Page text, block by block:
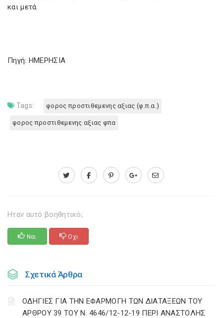
και μετά.
Πηγή: ΗΜΕΡΗΣΙΑ
Tags: φορος προστιθεμενης αξιας (φ.π.α.)
φορος προστιθεμενης αξιας φπα
Ηταν αυτό βοηθητικό;
Ναι Οχι
Σχετικά Άρθρα
ΟΔΗΓΙΕΣ ΓΙΑ ΤΗΝ ΕΦΑΡΜΟΓΗ ΤΩΝ ΔΙΑΤΑΞΕΩΝ ΤΟΥ
ΑΡΘΡΟΥ 39 ΤΟΥ Ν. 4646/12-12-19 ΠΕΡΙ ΑΝΑΣΤΟΛΗΣ